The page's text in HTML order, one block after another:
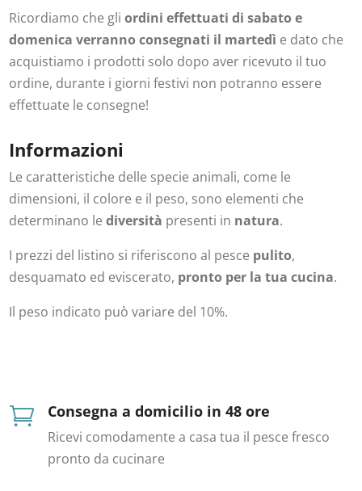
Ricordiamo che gliordini effettuati di sabato e
domenica verranno consegnati il martedì e dato che
acquistiamo i prodotti solo dopo aver ricevuto il tuo
ordine, durante i giorni festivi non potranno essere
effettuate le consegne!
Informazioni
Le caratteristiche delle specie animali, come le
dimensioni, il colore e il peso, sono elementi che
determinano lediversità presenti in natura.
I prezzi del listino si riferiscono al pesce pulito,
desquamato ed eviscerato, pronto per la tua cucina.
Il peso indicato può variare del 10%.
 Consegna a domicilio in 48 ore
Ricevi comodamente a casa tua il pesce fresco
pronto da cucinare